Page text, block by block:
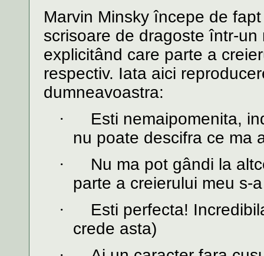
Marvin Minsky începe de
scrisoare de dragoste într-
explicitând care parte a
respectiv. Iata aici
dumneavoastra:
·
Esti nemaipomenita,
nu poate descifra ce ma
·
Nu ma pot gândi la
parte a creierului meu s-
·
Esti perfecta!
crede asta)